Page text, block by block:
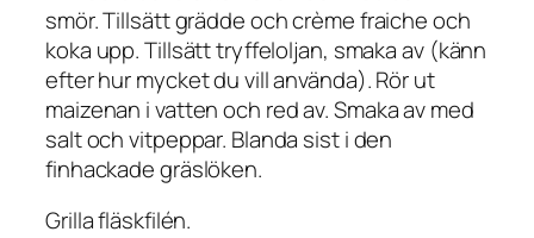
smör. Tillsätt grädde och crème fraiche och
koka upp. Tillsätt tryffeloljan, smaka av (känn
efter hur mycket du vill använda). Rör ut
maizenan i vatten och red av. Smaka av med
salt och vitpeppar. Blanda sist i den
finhackade gräslöken.
Grilla fläskfilén.